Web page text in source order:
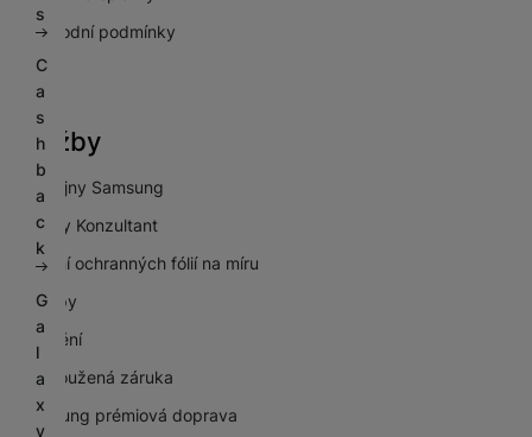
s
C
a
s
h
b
a
c
k
G
a
l
a
x
y
Obchodní podmínky
GDPR
Služby
Prodejny Samsung
Galaxy Konzultant
Lepení ochranných fólií na míru
Výkupy
Pojištění
Prodloužená záruka
Samsung prémiová doprava